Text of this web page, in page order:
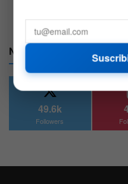
Nuestras Redes:
49.6k
Followers